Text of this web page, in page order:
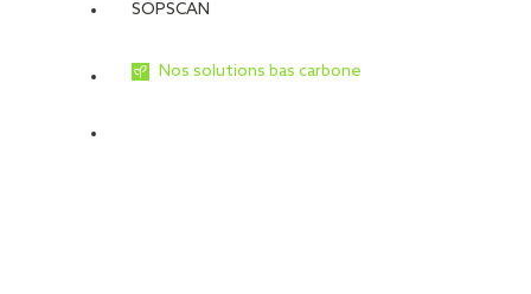
SOPSCAN
Nos solutions bas carbone